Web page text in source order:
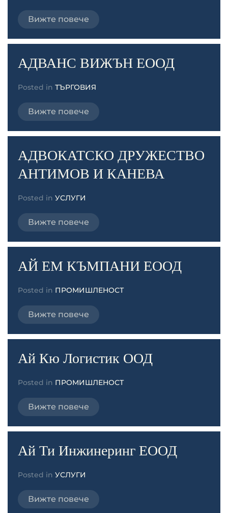
Вижте повече
АДВАНС ВИЖЪН ЕООД
Posted in ТЪРГОВИЯ
Вижте повече
АДВОКАТСКО ДРУЖЕСТВО
АНТИМОВ И КАНЕВА
Posted in УСЛУГИ
Вижте повече
АЙ ЕМ КЪМПАНИ ЕООД
Posted in ПРОМИШЛЕНОСТ
Вижте повече
Ай Кю Логистик ООД
Posted in ПРОМИШЛЕНОСТ
Вижте повече
Ай Ти Инжинеринг ЕООД
Posted in УСЛУГИ
Вижте повече